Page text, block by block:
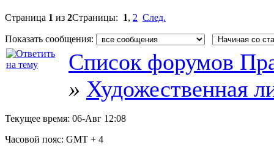
Страница 1 из 2Страницы: 1, 2 След.
Показать сообщения:
Список форумов
» Художественная
Текущее время: 06-Авг 12:08
Часовой пояс: GMT + 4